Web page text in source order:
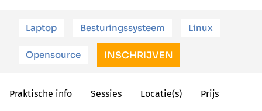
Laptop Besturingssysteem Linux
Opensource INSCHRIJVEN
Praktische info Sessies Locatie(s) Prijs